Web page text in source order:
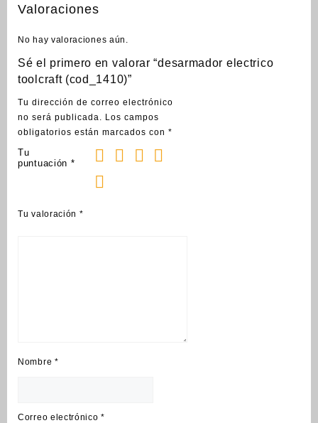
Valoraciones
No hay valoraciones aún.
Sé el primero en valorar “desarmador electrico
toolcraft (cod_1410)”
Tu dirección de correo electrónico
no será publicada.
Los campos
obligatorios están marcados con *
Tu
puntuación *
Tu valoración *
Nombre *
Correo electrónico*